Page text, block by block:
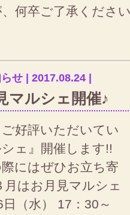
何卒ご了承くださ
せ | 2017.08.24 |
マルシェ開催♪
好評いただいてい
ェ』開催します!!
にはぜひお立ち寄
はお月見マルシェ
（水） 17：30～